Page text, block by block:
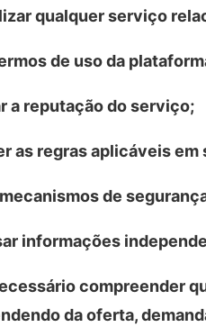
qualquer serviço
de uso da
a reputação do serviço;
as regras aplicáveis em
de
informações
compreender
da oferta,